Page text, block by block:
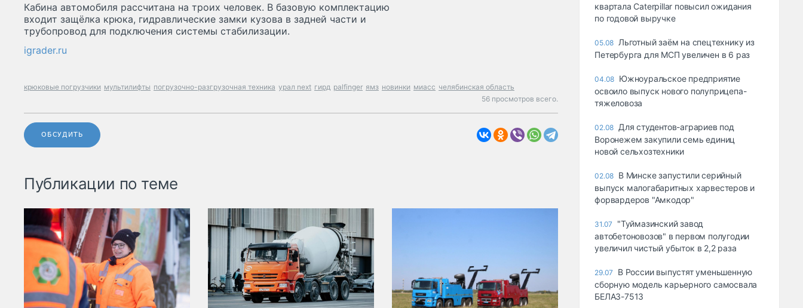
Кабина автомобиля рассчитана на троих человек. В базовую комплектацию
входит защёлка крюка, гидравлические замки кузова в задней части и
трубопровод для подключения системы стабилизации.
igrader.ru
крюковые погрузчики мультилифты погрузочно-разгрузочная техника урал next гирд palfinger ямз новинки миасс челябинская область
56 просмотров всего.
ОБСУДИТЬ
Публикации по теме
квартала Caterpillar повысил ожидания
по годовой выручке
05.08 Льготный заём на спецтехнику из
Петербурга для МСП увеличен в 6 раз
04.08 Южноуральское предприятие
освоило выпуск нового полуприцепа-
тяжеловоза
02.08 Для студентов-аграриев под
Воронежем закупили семь единиц
новой сельхозтехники
02.08 В Минске запустили серийный
выпуск малогабаритных харвестеров и
форвардеров "Амкодор"
31.07
"Туймазинский завод
автобетоновозов" в первом полугодии
увеличил чистый убыток в 2,2 раза
29.07
В России выпустят уменьшенную
сборную модель карьерного самосвала
БЕЛАЗ-7513